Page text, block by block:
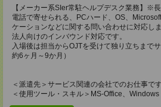
【メーカー系SIer常駐ヘルプデスク業務】※
電話で寄せられる、PCハード、OS、
ケーションなどに関する問い合わせに対応しま
法人向けのインバウンド対応です。
入場後は担当からOJTを受けて独り立ちまで
約6ヶ月～9か月）
＜派遣先＞サービス関連の会社でのお仕事です
＜使用ツール・スキル＞MS-Office、Windows